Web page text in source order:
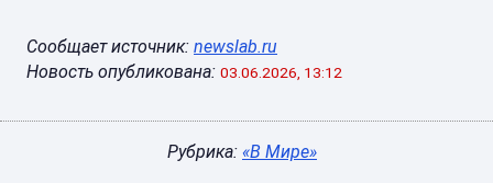
Сообщает источник: newslab.ru
Новость опубликована: 03.06.2026, 13:12
Рубрика: «В Мире»